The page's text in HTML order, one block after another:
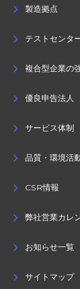
製造拠点
テストセンタ
複合型企業の
優良申告法人
サービス体制
品質・環境活
CSR情報
弊社営業カレ
お知らせ一覧
サイトマップ